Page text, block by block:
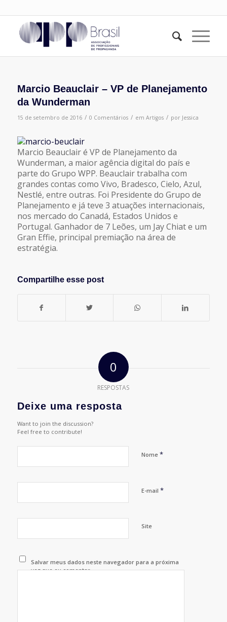
Marcio Beauclair – VP de Planejamento
da Wunderman
15 de setembro de 2016 / 0 Comentários / em Artigos / por Jessica
Marcio Beauclair é VP de Planejamento da
Wunderman, a maior agência digital do país e
parte do Grupo WPP. Beauclair trabalha com
grandes contas como Vivo, Bradesco, Cielo, Azul,
Nestlé, entre outras. Foi Presidente do Grupo de
Planejamento e já teve 3 atuações internacionais,
nos mercado do Canadá, Estados Unidos e
Portugal. Ganhador de 7 Leões, um Jay Chiat e um
Gran Effie, principal premiação na área de
estratégia.
Compartilhe esse post
0
RESPOSTAS
Deixe uma resposta
Want to join the discussion?
Feel free to contribute!
Nome *
E-mail *
Site
Salvar meus dados neste navegador para a próxima
vez que eu comentar.